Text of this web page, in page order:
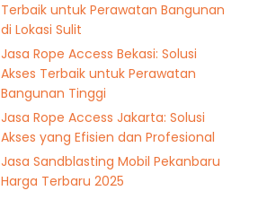
Terbaik untuk Perawatan Bangunan
di Lokasi Sulit
Jasa Rope Access Bekasi: Solusi
Akses Terbaik untuk Perawatan
Bangunan Tinggi
Jasa Rope Access Jakarta: Solusi
Akses yang Efisien dan Profesional
Jasa Sandblasting Mobil Pekanbaru
Harga Terbaru 2025